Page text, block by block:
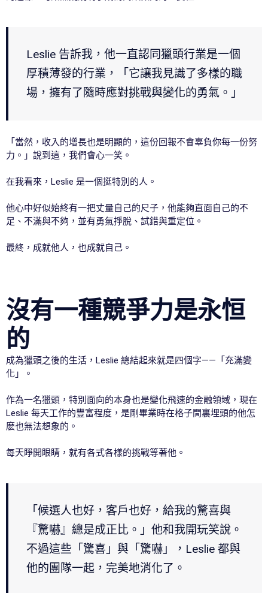
Leslie 告訴我，他一直認同獵頭行業是一個
厚積薄發的行業，「它讓我見識了多樣的職
場，擁有了隨時應對挑戰與變化的勇氣。」
「當然，收入的增長也是明顯的，這份回報不會辜負你每一份努
力。」說到這，我們會心一笑。
在我看來，Leslie 是一個挺特別的人。
他心中好似始終有一把丈量自己的尺子，他能夠直面自己的不
足、不滿與不夠，並有勇氣掙脫、試錯與重定位。
最終，成就他人，也成就自己。
沒有一種競爭力是永恒
的
成為獵頭之後的生活，Leslie 總結起來就是四個字——「充滿變
化」。
作為一名獵頭，特別面向的本身也是變化飛速的金融領域，現在
Leslie 每天工作的豐富程度，是剛畢業時在格子間裏埋頭的他怎
麽也無法想象的。
每天睜開眼睛，就有各式各樣的挑戰等著他。
「候選人也好，客戶也好，給我的驚喜與
『驚嚇』總是成正比。」他和我開玩笑說。
不過這些「驚喜」與「驚嚇」，Leslie 都與
他的團隊一起，完美地消化了。